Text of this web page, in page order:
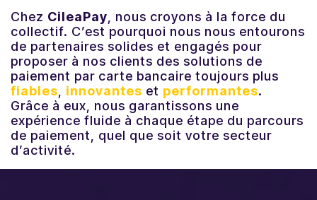
Réduisez vos coûts
Une meilleure expérience client
Partenaires
Parrainage
Actualités
Chez CileaPay, nous croyons à la force du
collectif. C’est pourquoi nous nous entourons
de partenaires solides et engagés pour
proposer à nos clients des solutions de
paiement par carte bancaire toujours plus
fiables, innovantes et performantes.
Grâce à eux, nous garantissons une
expérience fluide à chaque étape du parcours
de paiement, quel que soit votre secteur
d’activité.